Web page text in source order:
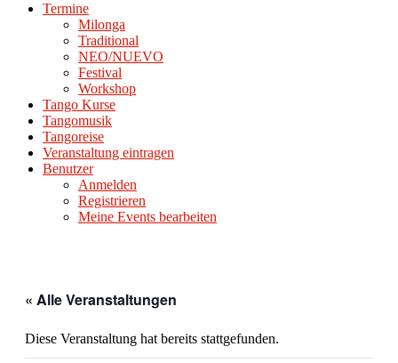
Termine
Milonga
Traditional
NEO/NUEVO
Festival
Workshop
Tango Kurse
Tangomusik
Tangoreise
Veranstaltung eintragen
Benutzer
Anmelden
Registrieren
Meine Events bearbeiten
« Alle Veranstaltungen
Diese Veranstaltung hat bereits stattgefunden.